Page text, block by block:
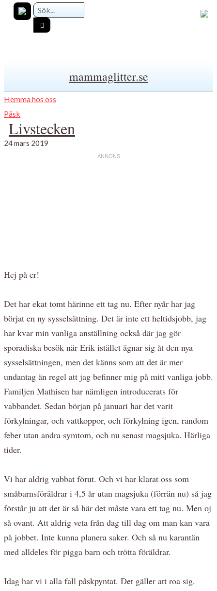
mammaglitter.se
Hemma hos oss
Påsk
Livstecken
24 mars 2019
Hej på er!
Det har ekat tomt härinne ett tag nu. Efter nyår har jag
börjat en ny sysselsättning. Det är inte ett heltidsjobb, jag
har kvar min vanliga anställning också där jag gör
sporadiska besök när Erik istället ägnar sig åt den nya
sysselsättningen, men det känns som att det är mer
undantag än regel att jag befinner mig på mitt vanliga jobb.
Familjen Mathisen har nämligen introducerats för
vabbandet. Sedan början på januari har det varit
förkylningar, och vattkoppor, och förkylning igen, random
feber utan andra symtom, och nu senast magsjuka. Härliga
tider.
Vi har aldrig vabbat förut. Och vi har klarat oss som
småbarnsföräldrar i 4,5 år utan magsjuka (förrän nu) så jag
förstår ju att det är så här det måste vara ett tag nu. Men oj
så ovant. Att aldrig veta från dag till dag om man kan vara
på jobbet. Inte kunna planera saker. Och så nu karantän
med alldeles för pigga barn och trötta föräldrar.
Idag har vi i alla fall påskpyntat. Det gäller att roa sig.